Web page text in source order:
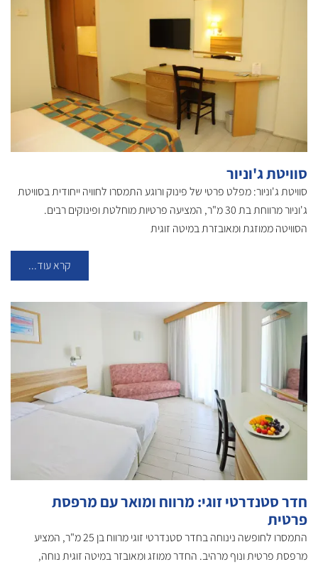
סוויטת ג'וניור
סוויטת ג'וניור: מפלט פרטי של פינוק ורוגע התמסרו לחוויה ייחודית בסוויטת
ג'וניור מרווחת בת 30 מ"ר, המציעה פרטיות מוחלטת ופינוקים רבים.
הסוויטה ממוזגת ומאובזרת במיטה זוגית
קרא עוד...
חדר סטנדרטי זוגי: מרווח ומואר עם מרפסת
פרטית
התמסרו לחופשה נינוחה בחדר סטנדרטי זוגי מרווח בן 25 מ"ר, המציע
מרפסת פרטית ונוף מרהיב. החדר ממוזג ומאובזר במיטה זוגית נוחה,